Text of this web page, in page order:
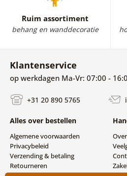
Ruim assortiment
behang en wanddecoratie
Klantenservice
op werkdagen Ma-Vr: 07:00 -
+31 20 890 5765
Alles over bestellen
Algemene voorwaarden
Privacybeleid
Verzending & betaling
Retourneren